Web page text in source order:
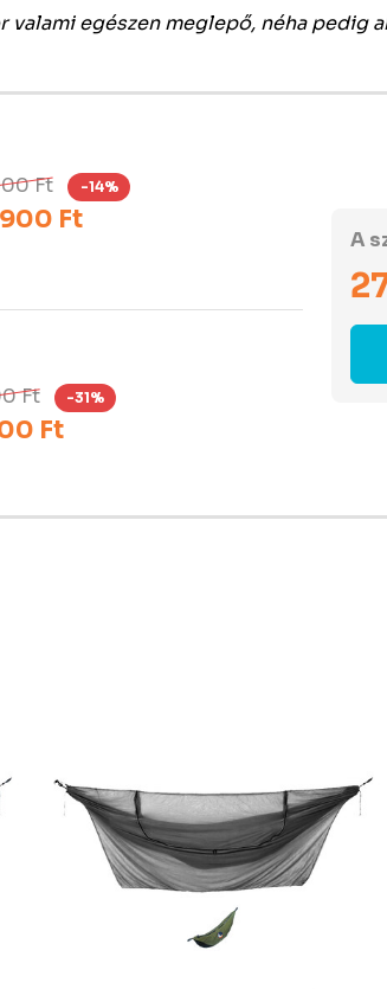
egészen meglepő, néha pedig
Ft -14%
Ft
Ft -31%
Ft
A